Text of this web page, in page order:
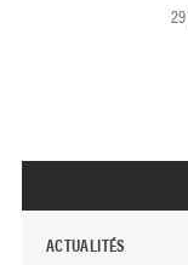
ACTUALITÉS